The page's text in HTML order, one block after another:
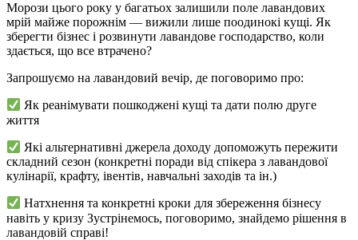
Морози цього року у багатьох залишили поле лавандових
мрій майже порожнім — вижили лише поодинокі кущі. Як
зберегти бізнес і розвинути лавандове господарство, коли
здається, що все втрачено?
Запрошуємо на лавандовий вечір, де поговоримо про:
Як реанімувати пошкоджені кущі та дати полю друге
життя
Які альтернативні джерела доходу допоможуть пережити
складний сезон (конкретні поради від спікера з лавандової
кулінарії, крафту, івентів, навчальні заходів та ін.)
Натхнення та конкретні кроки для збереження бізнесу
навіть у кризу Зустрінемось, поговоримо, знайдемо рішення в
лавандовій справі!